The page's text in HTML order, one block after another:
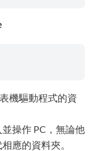
機驅動程式的資
操作 PC，無論他
應的資料夾。